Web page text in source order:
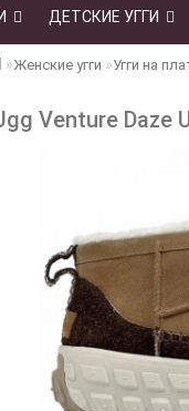
ДЕТСКИЕ УГГИ
Женские угги Угги на
Venture Daze